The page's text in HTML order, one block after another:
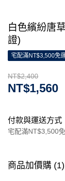
白色繽紛唐
證)
宅配滿NT$3,500免
NT$2,400
NT$1,560
付款與運送方式
宅配滿NT$3,500
信用卡一次付款
商品加價購 (1)